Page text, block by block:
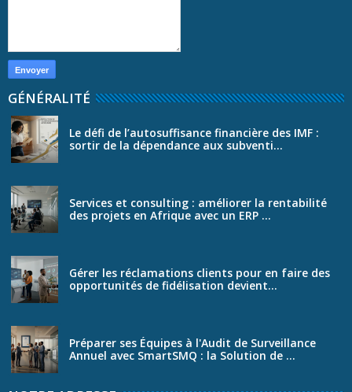
GÉNÉRALITÉ
Le défi de l’autosuffisance financière des IMF :
sortir de la dépendance aux subventi...
Services et consulting : améliorer la rentabilité
des projets en Afrique avec un ERP ...
Gérer les réclamations clients pour en faire des
opportunités de fidélisation devient...
Préparer ses Équipes à l'Audit de Surveillance
Annuel avec SmartSMQ : la Solution de ...